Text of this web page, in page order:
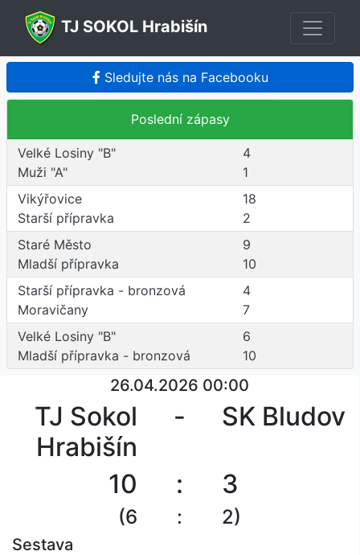
TJ SOKOL Hrabišín
Sledujte nás na Facebooku
Poslední zápasy
Velké Losiny "B"
4
Muži "A"
1
Vikýřovice
18
Starší přípravka
2
Staré Město
9
Mladší přípravka
10
Starší přípravka - bronzová
4
Moravičany
7
Velké Losiny "B"
6
Mladší přípravka - bronzová
10
26.04.2026 00:00
TJ Sokol
Hrabišín
- SK Bludov
10 : 3
(6 : 2)
Sestava